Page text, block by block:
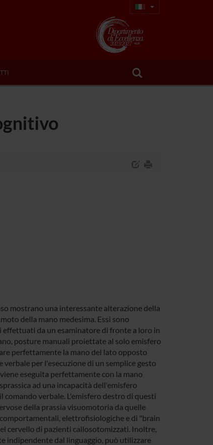
mostrano una interessante alterazione della
della mano medesima. Essi sono
da un esaminatore di fronte a loro in
posture manuali proiettate al solo emisfero
perfettamente la mano del lato opposto
per l'esecuzione di un semplice gesto
eseguita perfettamente con la mano
ad una incapacità dell'emisfero
verbale. L'emisfero destro di questi
della prassia visuomotoria da quelle
elettrofisiologiche e di "brain
cervello di pazienti callosotomizzati. Inoltre,
indipendente dal linguaggio, può utilizzare